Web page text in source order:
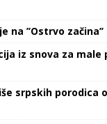
’’Ostrvo začina’’
iz snova za
srpskih